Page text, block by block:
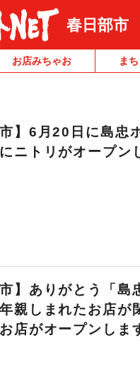
春日部市
お店みちゃお まち
市】6月20日に島忠
ニトリがオープン
市】ありがとう「島
親しまれたお店
店がオープンしま